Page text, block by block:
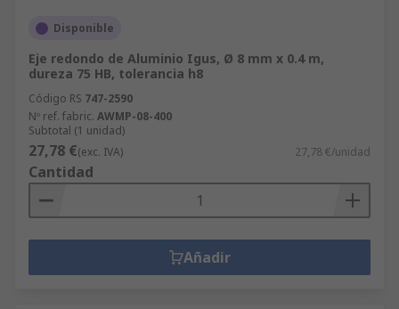
Disponible
Eje redondo de Aluminio Igus, Ø 8 mm x 0.4 m,
dureza 75 HB, tolerancia h8
Código RS 747-2590
Nº ref. fabric. AWMP-08-400
Subtotal (1 unidad)
27,78 €(exc. IVA) 27,78 €/unidad
Cantidad
Añadir